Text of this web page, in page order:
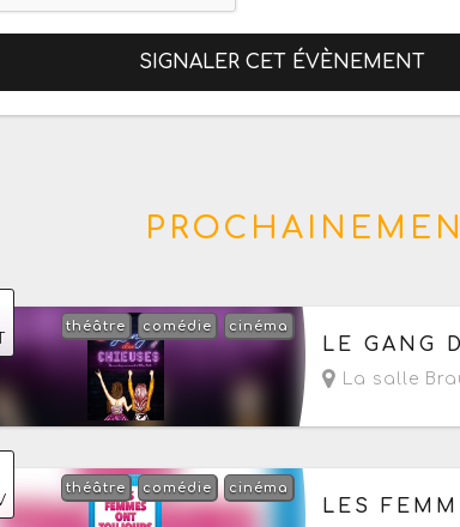
SIGNALER CET ÉVÈNEMENT
cinéma
comédie
théâtre
Le vendredi 2
LE GANG
La salle
cinéma
comédie
théâtre
Le vendredi 6
LES